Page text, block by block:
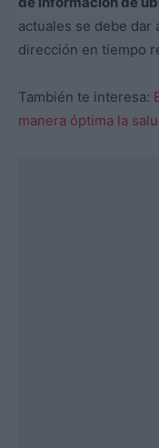
actuales se debe dar
dirección en tiempo
También te interesa:
manera óptima la